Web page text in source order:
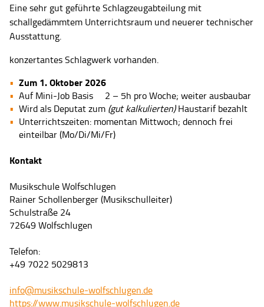
Eine sehr gut geführte Schlagzeugabteilung mit
schallgedämmtem Unterrichtsraum und neuerer technischer
Ausstattung.
konzertantes Schlagwerk vorhanden.
Zum 1. Oktober 2026
Auf Mini-Job Basis
2 – 5h pro Woche; weiter ausbaubar
Wird als Deputat zum (gut kalkulierten)Haustarif bezahlt
Unterrichtszeiten: momentan Mittwoch; dennoch frei
einteilbar (Mo/Di/Mi/Fr)
Kontakt
Musikschule Wolfschlugen
Rainer Schollenberger (Musikschulleiter)
Schulstraße 24
72649 Wolfschlugen
Telefon:
+49 7022 5029813
info@musikschule-wolfschlugen.de
https://www.musikschule-wolfschlugen.de